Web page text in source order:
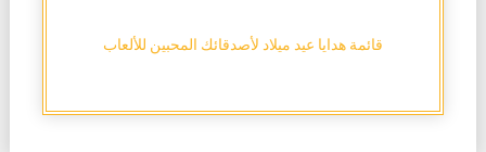
قائمة هدايا عيد ميلاد لأصدقائك المحبين للألعاب